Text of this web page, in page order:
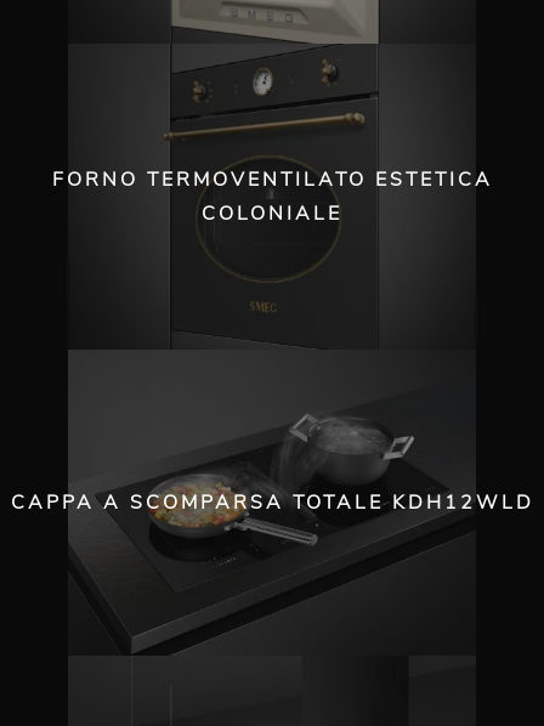
FORNO TERMOVENTILATO ESTETICA
COLONIALE
CAPPA A SCOMPARSA TOTALE KDH12WLD